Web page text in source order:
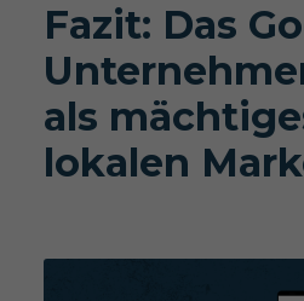
Fazit: Das
als
lokalen